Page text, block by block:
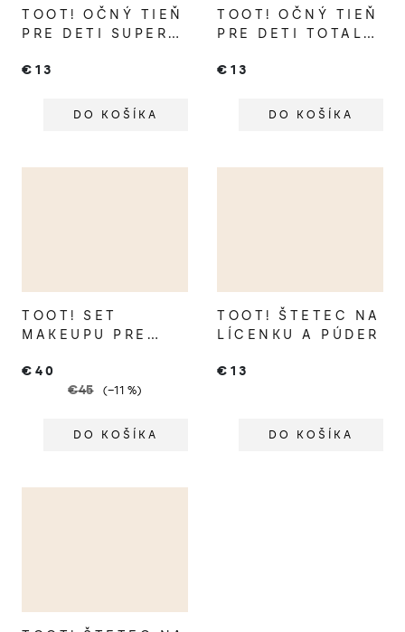
TOOT! OČNÝ TIEŇ
PRE DETI SUPER
€13
DO KOŠÍKA
TOOT! OČNÝ TIEŇ
PRE DETI TOTALLY
€13
DO KOŠÍKA
TOOT! SET
MAKEUPU PRE
€40
€45
(–11 %)
DO KOŠÍKA
TOOT! ŠTETEC NA
LÍCENKU A PÚDER
€13
DO KOŠÍKA